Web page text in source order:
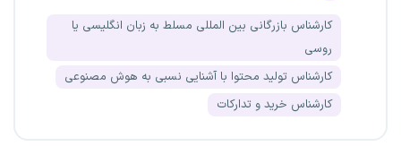
کارشناس بازرگانی بین المللی مسلط به زبان انگلیسی یا
روسی
کارشناس تولید محتوا با آشنایی نسبی به هوش مصنوعی
کارشناس خرید و تدارکات